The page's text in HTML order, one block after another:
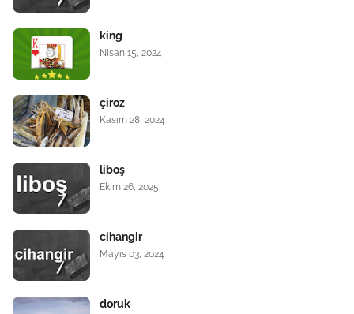
king
Nisan 15, 2024
çiroz
Kasım 28, 2024
liboş
Ekim 26, 2025
cihangir
Mayıs 03, 2024
doruk